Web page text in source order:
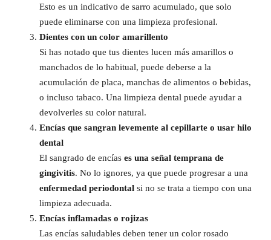
Esto es un indicativo de sarro acumulado, que solo
puede eliminarse con una limpieza profesional.
Dientes con un color amarillento
Si has notado que tus dientes lucen más amarillos o
manchados de lo habitual, puede deberse a la
acumulación de placa, manchas de alimentos o bebidas,
o incluso tabaco. Una limpieza dental puede ayudar a
devolverles su color natural.
Encías que sangran levemente al cepillarte o usar hilo
dental
El sangrado de encías es una señal temprana de
gingivitis. No lo ignores, ya que puede progresar a una
enfermedad periodontal si no se trata a tiempo con una
limpieza adecuada.
Encías inflamadas o rojizas
Las encías saludables deben tener un color rosado